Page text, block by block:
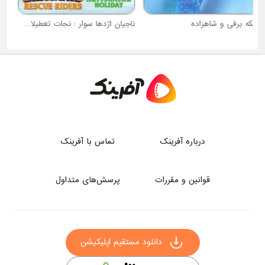
زندگی جدید امپراطور
درباره آفرینک تماس با آفرینک
قوانین و مقررات پرسش‌های متداول
دانلود مستقیم اپلیکیشن